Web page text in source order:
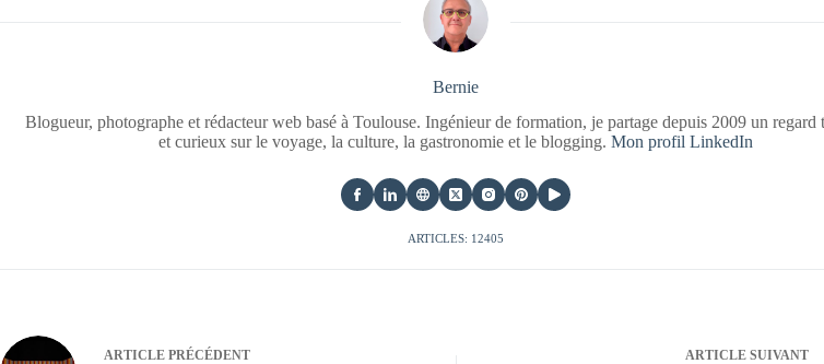
Bernie
Blogueur, photographe et rédacteur web basé à Toulouse. Ingénieur de formation, je partage depuis 2009 un regard
et curieux sur le voyage, la culture, la gastronomie et le blogging.Mon profil LinkedIn
ARTICLES: 12405
ARTICLE PRÉCÉDENT ARTICLESUIVANT